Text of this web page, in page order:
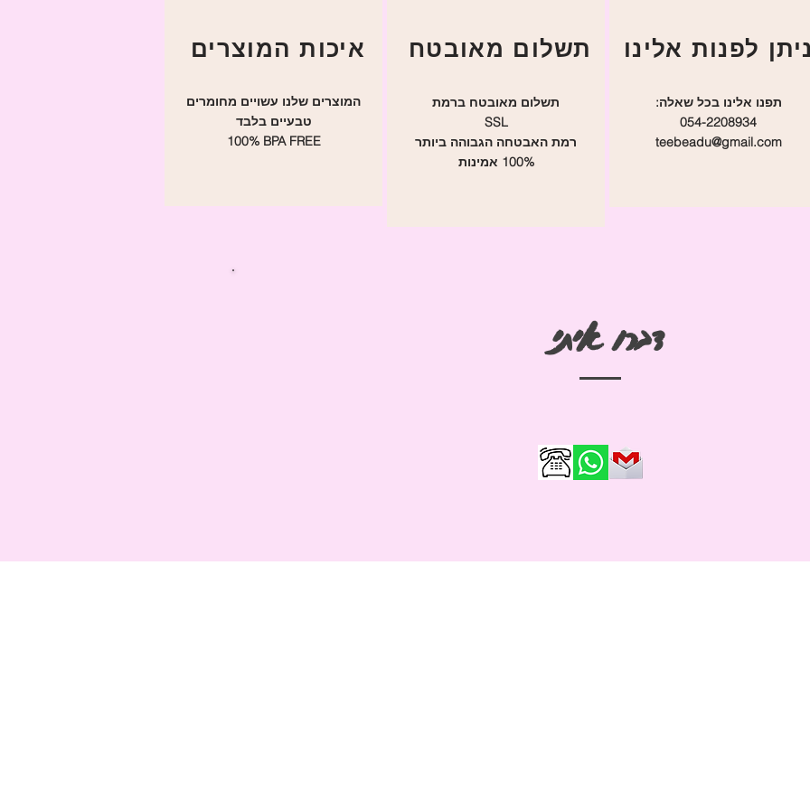
איכות המוצרים
המוצרים שלנו עשויים מחומרים
טבעיים בלבד
100% BPA FREE
תשלום מאובטח
תשלום מאובטח ברמת
SSL
רמת האבטחה הגבוהה ביותר
100% אמינות
תפנו אלינו בכל שאלה:
054-2208934
teebeadu@gmail.com
דברו איתי